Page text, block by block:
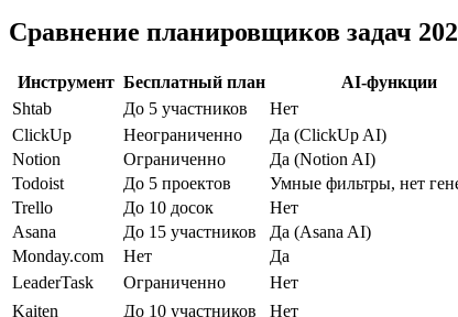
Сравнение планировщиков задач
Инструмент Бесплатный план AI-функции
Shtab
До 5 участников Нет
ClickUp
Неограниченно Да (ClickUp AI)
Notion
Ограниченно Да (Notion AI)
Todoist
До 5 проектов Умные фильтры, нет
Trello
До 10 досок Нет
Asana
До 15 участников Да (Asana AI)
Monday.com
Нет Да
LeaderTask
Ограниченно Нет
Kaiten
До 10 участников Нет